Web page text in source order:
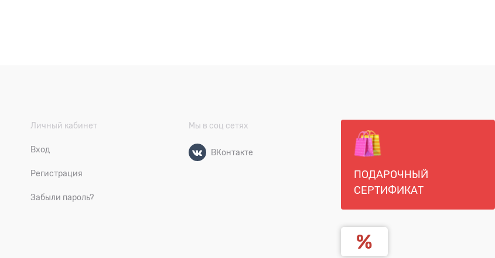
Личный кабинет
Вход
Регистрация
Забыли пароль?
Мы в соц сетях
ВКонтакте
ПОДАРОЧНЫЙ
СЕРТИФИКАТ